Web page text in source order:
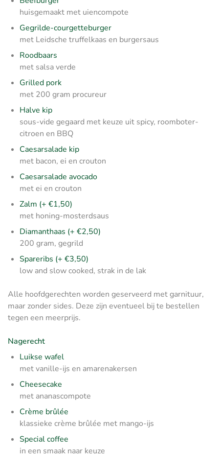
huisgemaakt met uiencompote
Gegrilde-courgetteburger
met Leidsche truffelkaas en burgersaus
Roodbaars
met salsa verde
Grilled pork
met 200 gram procureur
Halve kip
sous-vide gegaard met keuze uit spicy, roomboter-
citroen en BBQ
Caesarsalade kip
met bacon, ei en crouton
Caesarsalade avocado
met ei en crouton
Zalm (+ €1,50)
met honing-mosterdsaus
Diamanthaas (+ €2,50)
200 gram, gegrild
Spareribs (+ €3,50)
low and slow cooked, strak in de lak
Alle hoofdgerechten worden geserveerd met garnituur,
maar zonder sides. Deze zijn eventueel bij te bestellen
tegen een meerprijs.
Nagerecht
Luikse wafel
met vanille-ijs en amarenakersen
Cheesecake
met ananascompote
Crème brûlée
klassieke crème brûlée met mango-ijs
Special coffee
in een smaak naar keuze